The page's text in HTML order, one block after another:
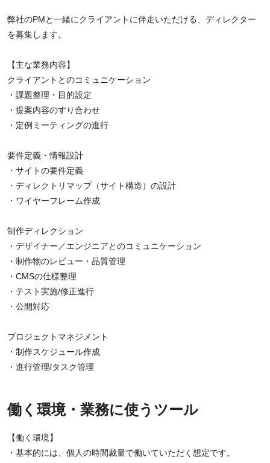
弊社のPMと一緒にクライアントに伴走いただける、ディレクター
を募集します。
【主な業務内容】
クライアントとのコミュニケーション
・課題整理・目的設定
・提案内容のすり合わせ
・定例ミーティングの進行
要件定義・情報設計
・サイトの要件定義
・ディレクトリマップ（サイト構造）の設計
・ワイヤーフレーム作成
制作ディレクション
・デザイナー／エンジニアとのコミュニケーション
・制作物のレビュー・品質管理
・CMSの仕様整理
・テスト実施/修正進行
・公開対応
プロジェクトマネジメント
・制作スケジュール作成
・進行管理/タスク管理
働く環境・業務に使うツール
【働く環境】
・基本的には、個人の時間裁量で働いていただく想定です。